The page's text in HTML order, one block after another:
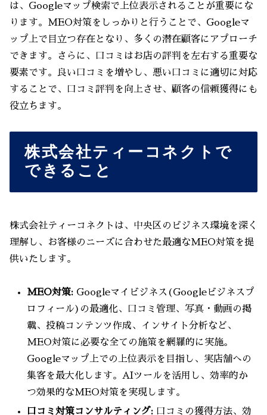
は、Googleマップ検索で上位表示されることが重要にな
ります。MEO対策をしっかりと行うことで、Googleマ
ップ上で目立つ存在となり、多くの潜在顧客にアプローチ
できます。さらに、口コミはお店の評判を左右する重要な
要素です。良い口コミを増やし、悪い口コミに適切に対応
することで、口コミ評判を向上させ、顧客の信頼獲得にも
役立ちます。
株式会社ティーコネクトで
できること
株式会社ティーコネクトは、中央区のビジネス環境を深く
理解し、お客様のニーズに合わせた最適なMEO対策を提
供いたします。
MEO対策: Googleマイビジネス(Googleビジネスプ
ロフィール)の最適化、口コミ管理、写真・動画の掲
載、投稿コンテンツ作成、インサイト分析など、
MEO対策に必要な全ての施策を網羅的に実施。
Googleマップ上での上位表示を目指し、実店舗への
集客を最大化します。AIツールを活用し、効率的か
つ効果的なMEO対策を実現します。
口コミ対策コンサルティング: 口コミの獲得方法、効